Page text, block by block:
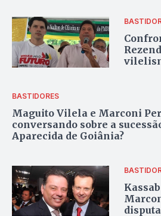
BASTIDORES
Maguito Vilela e Marconi
conversando sobre a
Aparecida de Goiânia?